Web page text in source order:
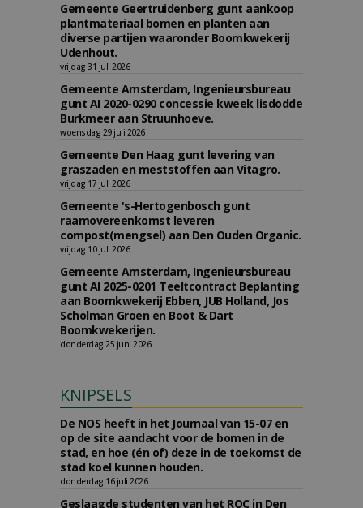
Gemeente Geertruidenberg gunt aankoop
plantmateriaal bomen en planten aan
diverse partijen waaronder Boomkwekerij
Udenhout.
vrijdag 31 juli 2026
Gemeente Amsterdam, Ingenieursbureau
gunt AI 2020-0290 concessie kweek lisdodde
Burkmeer aan Struunhoeve.
woensdag 29 juli 2026
Gemeente Den Haag gunt levering van
graszaden en meststoffen aan Vitagro.
vrijdag 17 juli 2026
Gemeente 's-Hertogenbosch gunt
raamovereenkomst leveren
compost(mengsel) aan Den Ouden Organic.
vrijdag 10 juli 2026
Gemeente Amsterdam, Ingenieursbureau
gunt AI 2025-0201 Teeltcontract Beplanting
aan Boomkwekerij Ebben, JUB Holland, Jos
Scholman Groen en Boot & Dart
Boomkwekerijen.
donderdag 25 juni 2026
KNIPSELS
De NOS heeft in het Journaal van 15-07 en
op de site aandacht voor de bomen in de
stad, en hoe (én of) deze in de toekomst de
stad koel kunnen houden.
donderdag 16 juli 2026
Geslaagde studenten van het ROC in Den